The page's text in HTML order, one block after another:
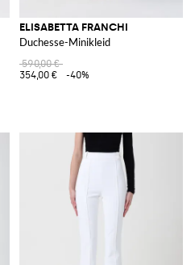
ELISABETTA FRANCHI
Duchesse-Minikleid
590,00 €
354,00 €
-40%